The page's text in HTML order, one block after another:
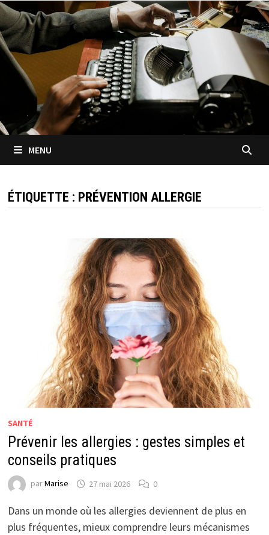
MENU
ÉTIQUETTE : PRÉVENTION ALLERGIE
SANTÉ
Prévenir les allergies : gestes simples et
conseils pratiques
parMarise 27 mai 2026 0
Dans un monde où les allergies deviennent de plus en
plus fréquentes, mieux comprendre leurs mécanismes